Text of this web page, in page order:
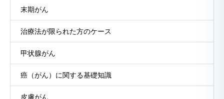
末期がん
治療法が限られた方のケース
甲状腺がん
癌（がん）に関する基礎知識
皮膚がん